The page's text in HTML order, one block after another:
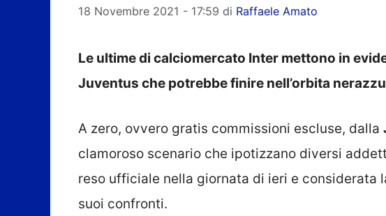
18 Novembre 2021 - 17:59 di Raffaele Amato
Le ultime di calciomercato Inter mettono in
Juventus che potrebbe finire nell’orbita
A zero, ovvero gratis commissioni escluse, dalla
clamoroso scenario che ipotizzano diversi
reso ufficiale nella giornata di ieri e considerata
suoi confronti.